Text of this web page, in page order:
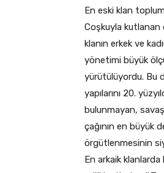
En eski klan
Coşkuyla kutlanan
klanın erkek ve
yönetimi büyük
yürütülüyordu. Bu
yapılarını 20.
bulunmayan,
çağının en büyük
örgütlenmesinin
En arkaik